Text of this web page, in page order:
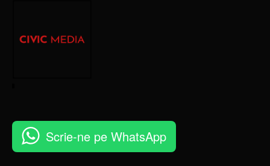
Scrie-ne pe WhatsApp